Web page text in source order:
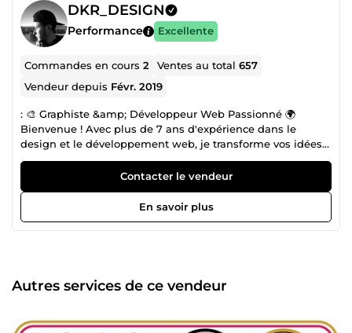
DKR_DESIGN
Performance Excellente
Commandes en cours2 Ventes au total657
Vendeur depuis Févr. 2019
: 🎨 Graphiste &amp; Développeur Web Passionné 🌍
Bienvenue ! Avec plus de 7 ans d'expérience dans le
design et le développement web, je transforme vos idées
en visuels percutants. Depuis mon enfance, la création est
bien plus qu’un métier pour moi : c’est une véritable
passion. Je vous accompagne dans tous vos projets
graphiques : logos, cartes de visite, flyers, affiches, posters,
brochures, et bien plus encore. Mon expertise inclut
mesure ✔ Un service rapide et de qualité 🚀 Donnez vie à
vos idées dès maintenant ! Contactez-moi pour un projet
Contacter le vendeur
En savoir plus
Autres services de ce vendeur